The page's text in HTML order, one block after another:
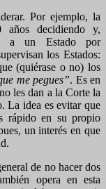
Por ejemplo, la
años decidiendo y,
a un Estado por
los Estados:
(quiérase o no) los
me pegues”. Es en
les dan a la Corte la
La idea es evitar que
rápido en su propio
un interés en que
de no hacer dos
opera en esta